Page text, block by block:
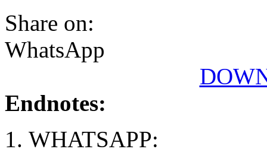
Share on:
WhatsApp
Endnotes:
WHATSAPP: